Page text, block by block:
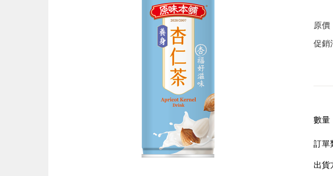
原價
促銷
數量
訂單
出貨